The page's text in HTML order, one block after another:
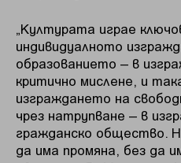
„Културата играе
индивидуалното
образованието – в
критично мислене, и
изграждането на
чрез натрупване – в
гражданско общество.
да има промяна, без да